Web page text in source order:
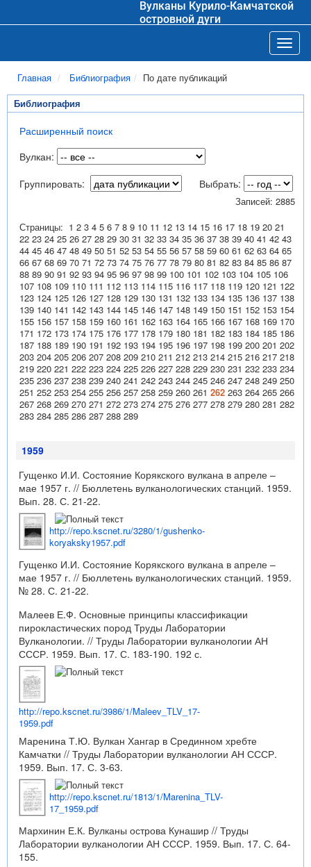
Вулканы Курило-Камчатской
островной дуги
Главная Библиография По дате публикаций
Библиография
Расширенный поиск
Вулкан:
Группировать:
Выбрать:
Записей: 2885
Страницы: 1 2 3 4 5 6 7 8 9 10 11 12 13 14 15 16 17 18 19 20 21
22 23 24 25 26 27 28 29 30 31 32 33 34 35 36 37 38 39 40 41 42 43
44 45 46 47 48 49 50 51 52 53 54 55 56 57 58 59 60 61 62 63 64 65
66 67 68 69 70 71 72 73 74 75 76 77 78 79 80 81 82 83 84 85 86 87
88 89 90 91 92 93 94 95 96 97 98 99 100 101 102 103 104 105 106
107 108 109 110 111 112 113 114 115 116 117 118 119 120 121 122
123 124 125 126 127 128 129 130 131 132 133 134 135 136 137 138
139 140 141 142 143 144 145 146 147 148 149 150 151 152 153 154
155 156 157 158 159 160 161 162 163 164 165 166 167 168 169 170
171 172 173 174 175 176 177 178 179 180 181 182 183 184 185 186
187 188 189 190 191 192 193 194 195 196 197 198 199 200 201 202
203 204 205 206 207 208 209 210 211 212 213 214 215 216 217 218
219 220 221 222 223 224 225 226 227 228 229 230 231 232 233 234
235 236 237 238 239 240 241 242 243 244 245 246 247 248 249 250
251 252 253 254 255 256 257 258 259 260 261 262 263 264 265 266
267 268 269 270 271 272 273 274 275 276 277 278 279 280 281 282
283 284 285 286 287 288 289
1959
Гущенко И.И. Состояние Корякского вулкана в апреле –
мае 1957 г. // Бюллетень вулканологических станций. 1959.
Вып. 28. С. 21-22.
http://repo.kscnet.ru/3280/1/gushenko-
koryaksky1957.pdf
Гущенко И.И. Состояние Корякского вулкана в апреле –
мае 1957 г. // Бюллетень вулканологических станций. 1959.
№ 28. С. 21-22.
Малеев Е.Ф. Основные принципы классификации
пирокластических пород Труды Лаборатории
Вулканологии. // Труды Лаборатории вулканологии АН
СССР. 1959. Вып. 17. С. 183-190. 192 с.
http://repo.kscnet.ru/3986/1/Maleev_TLV_17-
1959.pdf
Маренина Т.Ю. Вулкан Хангар в Срединном хребте
Камчатки // Труды Лаборатории вулканологии АН СССР.
1959. Вып. 17. С. 3-63.
http://repo.kscnet.ru/1813/1/Marenina_TLV-
17_1959.pdf
Мархинин Е.К. Вулканы острова Кунашир // Труды
Лаборатории вулканологии АН СССР. 1959. Вып. 17. С. 64-
155.